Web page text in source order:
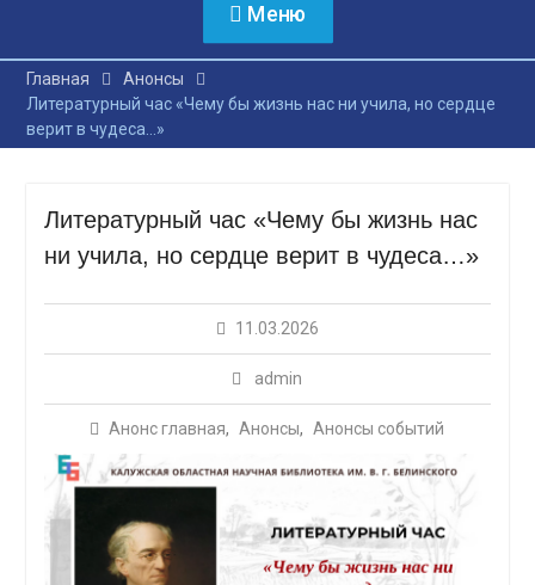
Меню
Главная
Анонсы
Литературный час «Чему бы жизнь нас ни учила, но сердце
верит в чудеса…»
Литературный час «Чему бы жизнь нас
ни учила, но сердце верит в чудеса…»
11.03.2026
admin
Анонс главная, Анонсы, Анонсы событий